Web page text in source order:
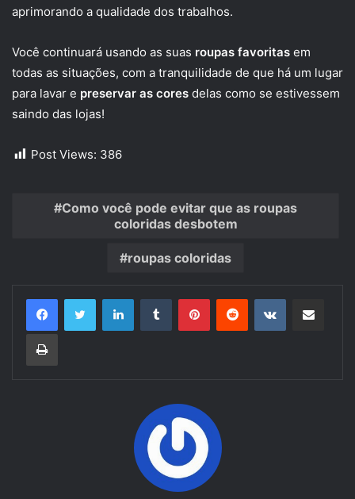
aprimorando a qualidade dos trabalhos.
Você continuará usando as suas roupas favoritas em
todas as situações, com a tranquilidade de que há um lugar
para lavar e preservar as cores delas como se estivessem
saindo das lojas!
Post Views: 386
Como você pode evitar que as roupas
coloridas desbotem
roupas coloridas
LinkedinTumblr PinterestReddit VK
Imprimir